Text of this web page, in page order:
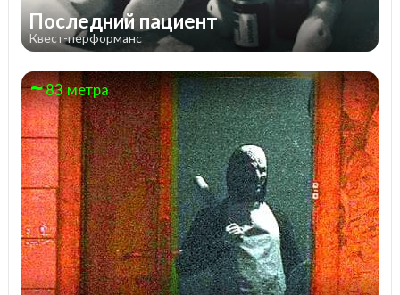
Последний пациент
Квест-перформанс
83 метра